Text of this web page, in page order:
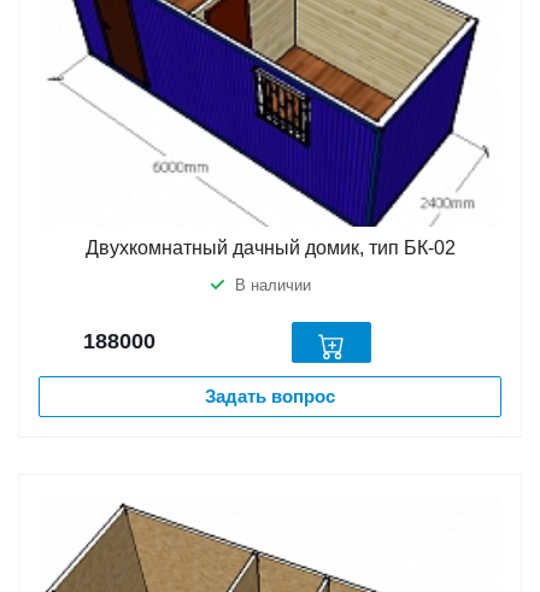
Двухкомнатный дачный домик, тип БК-02
В наличии
188000
Задать вопрос